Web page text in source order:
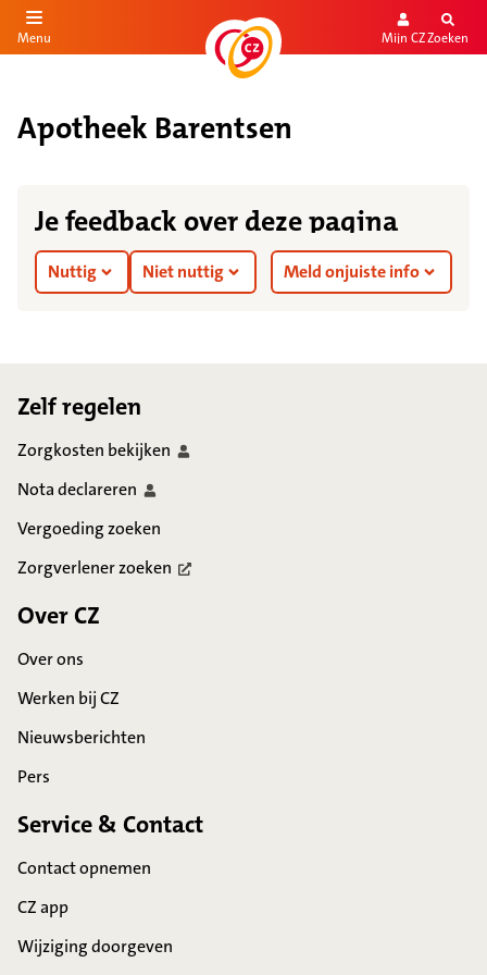
de inhoud
Menu Mijn CZZoeken
Apotheek Barentsen
Je feedback over deze pagina
Nuttig Niet nuttig Meld onjuiste info
Zelf regelen
Zorgkosten bekijken
Notadeclareren
Vergoeding zoeken
Zorgverlenerzoeken
Over CZ
Over ons
Werken bij CZ
Nieuwsberichten
Pers
Service & Contact
Contact opnemen
CZ app
Wijziging doorgeven